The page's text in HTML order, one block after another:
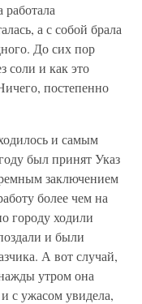
а с собой брала
До сих пор
соли и как это
постепенно
и самым
был принят Указ
заключением
более чем на
городу ходили
и были
А вот случай,
утром она
с ужасом увидела,